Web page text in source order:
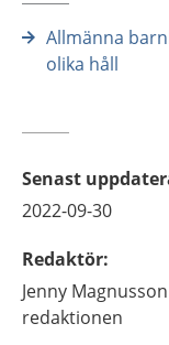
Allmänna
olika håll
Senast
2022-09-30
Redaktör:
Jenny
redaktionen